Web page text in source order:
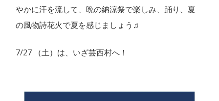
やかに汗を流して、晩の納涼祭で楽しみ、踊り、夏
の風物詩花火で夏を感じましょう♫
7/27 （土）は、いざ芸西村へ！